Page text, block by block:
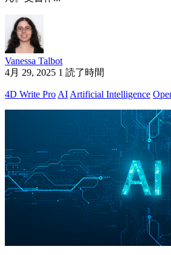
Vanessa Talbot
4月 29, 2025 1 読了時間
4D Write Pro AI Artificial Intelligence